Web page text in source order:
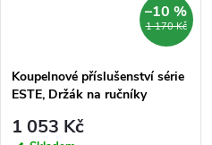
1 170 Kč
–10 %
Koupelnové příslušenství série
ESTE, Držák na ručníky
1 053 Kč